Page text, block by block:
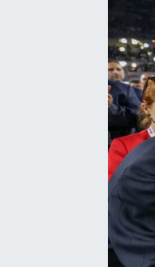
TEKNOLOJİ
YEREL